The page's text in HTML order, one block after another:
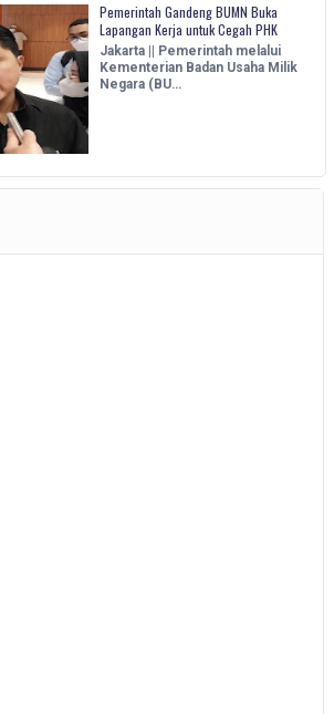
Pemerintah Gandeng BUMN Buka
Lapangan Kerja untuk Cegah PHK
Jakarta || Pemerintah melalui
Kementerian Badan Usaha Milik
Negara (BU…